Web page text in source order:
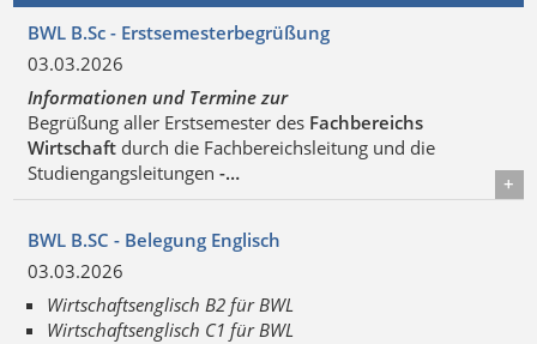
BWL B.Sc - Erstsemesterbegrüßung
03.03.2026
Informationen und Termine zur
Begrüßung aller Erstsemester des Fachbereichs
Wirtschaftdurch die Fachbereichsleitung und die
Studiengangsleitungen -…
Details
BWL B.SC - Belegung Englisch
03.03.2026
Wirtschaftsenglisch B2 für BWL
Wirtschaftsenglisch C1 für BWL